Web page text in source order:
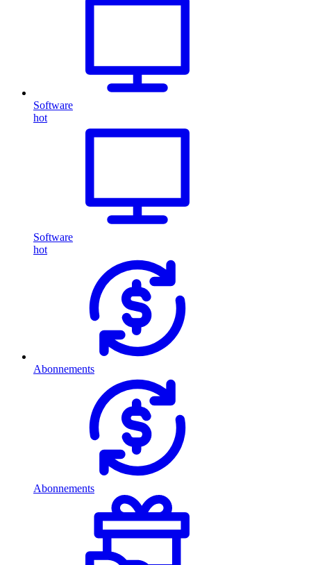
Software
hot
Software
hot
Abonnements
Abonnements